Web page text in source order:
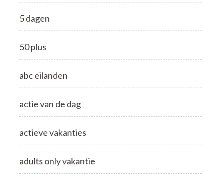
5 dagen
50 plus
abc eilanden
actie van de dag
actieve vakanties
adults only vakantie